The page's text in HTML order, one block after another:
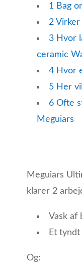
1Bag
2Virker
3Hvor
ceramic
4Hvor
5Her
6Ofte
Meguiars
Meguiars
klarer 2
Vask af
Et
Og: